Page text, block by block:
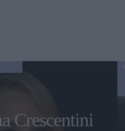
Crescentini